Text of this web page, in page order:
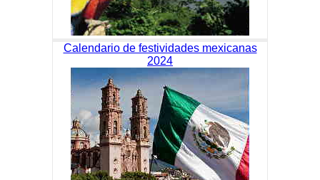
Calendario de festividades mexicanas
2024